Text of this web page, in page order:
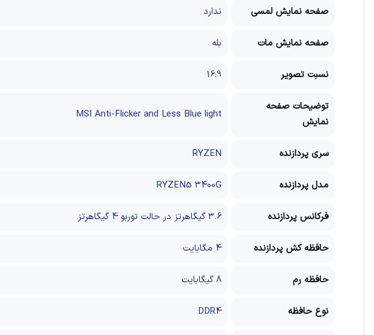
صفحه نمایش لمسی ندارد
صفحه نمایش مات بله
نسبت تصویر 16:9
توضیحات صفحه
نمایش
MSI Anti-Flicker and Less Blue light
سری پردازنده RYZEN
مدل پردازنده RYZEN5 3400G
فرکانس پردازنده 3.6 گیگاهرتز در حالت توربو 4 گیگاهرتز
حافظه کش پردازنده 4 مگابایت
حافظه رم 8 گیگابایت
نوع حافظه DDR4